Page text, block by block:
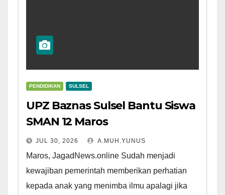
PENDIDIKAN SULSEL
UPZ Baznas Sulsel Bantu Siswa
SMAN 12 Maros
JUL 30, 2026 A.MUH.YUNUS
Maros, JagadNews.online Sudah menjadi
kewajiban pemerintah memberikan perhatian
kepada anak yang menimba ilmu apalagi jika